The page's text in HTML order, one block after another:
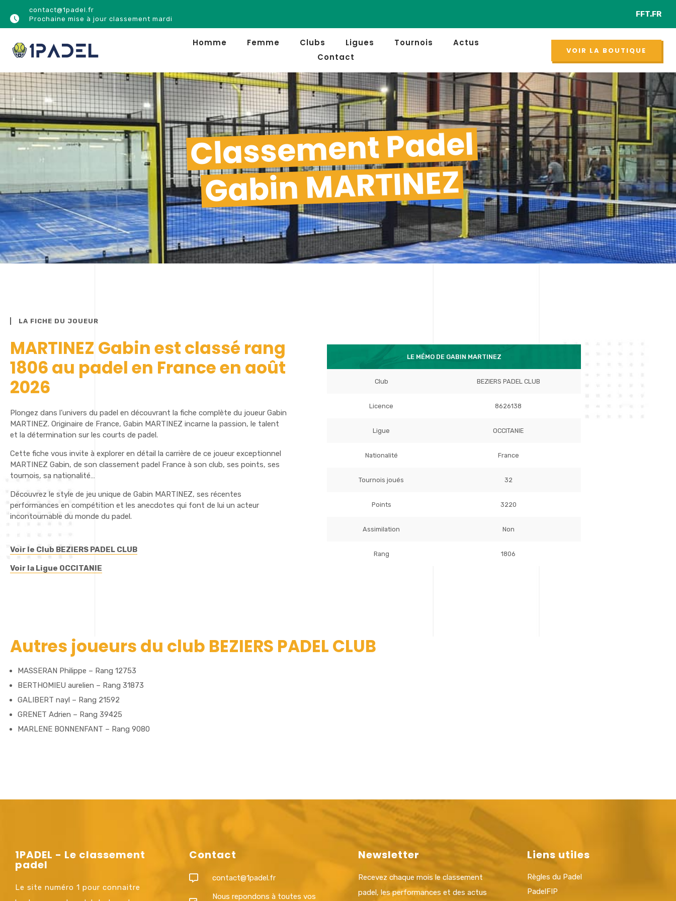
contact@1padel.fr
Prochaine mise à jour classement mardi
NOUVEAUFFT.FR
Homme Femme Clubs Ligues Tournois
Actus
Contact
VOIR LA BOUTIQUE
Classement Padel
Gabin MARTINEZ
LA FICHE DU JOUEUR
MARTINEZ Gabin est classé rang
1806 au padel en France en août
2026
Plongez dans l’univers du padel en découvrant la fiche complète du joueur Gabin
MARTINEZ. Originaire de France, Gabin MARTINEZ incarne la passion, le talent
et la détermination sur les courts de padel.
Cette fiche vous invite à explorer en détail la carrière de ce joueur exceptionnel
MARTINEZ Gabin, de son classement padel France à son club, ses points, ses
tournois, sa nationalité…
Découvrez le style de jeu unique de Gabin MARTINEZ, ses récentes
performances en compétition et les anecdotes qui font de lui un acteur
incontournable du monde du padel.
Voir le Club BEZIERS PADEL CLUB
Voir la Ligue OCCITANIE
LE MÉMO DE GABIN MARTINEZ
Club BEZIERS PADEL CLUB
Licence 8626138
Ligue OCCITANIE
Nationalité France
Tournois joués 32
Points 3220
Assimilation Non
Rang 1806
Autres joueurs du club BEZIERS PADEL CLUB
MASSERAN Philippe – Rang 12753
BERTHOMIEU aurelien – Rang 31873
GALIBERT nayl – Rang 21592
GRENET Adrien – Rang 39425
MARLENE BONNENFANT – Rang 9080
1PADEL - Le classement
padel
Le site numéro 1 pour connaitre
Contact
contact@1padel.fr
Nous repondons à toutes vos
Newsletter
Recevez chaque mois le classement
padel, les performances et des actus
Liens utiles
Règles du Padel
PadelFIP